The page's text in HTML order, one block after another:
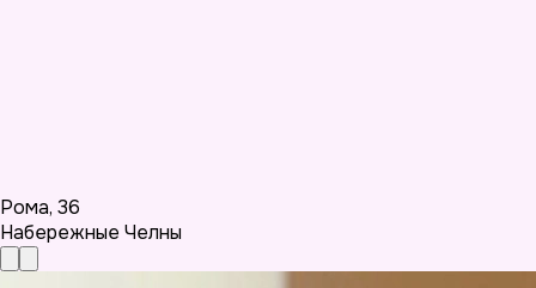
Рома, 36
Набережные Челны